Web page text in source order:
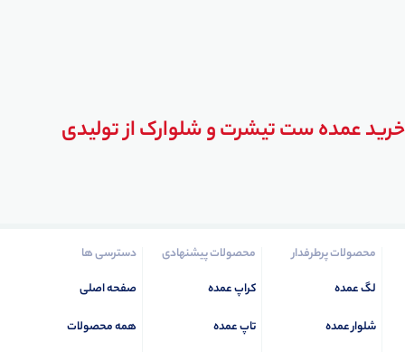
خرید عمده ست تیشرت و شلوارک از تولیدی
محصولات پرطرفدار
لگ عمده
شلوار عمده
محصولات پیشنهادی
کراپ عمده
تاپ عمده
دسترسی ها
صفحه اصلی
همه محصولات